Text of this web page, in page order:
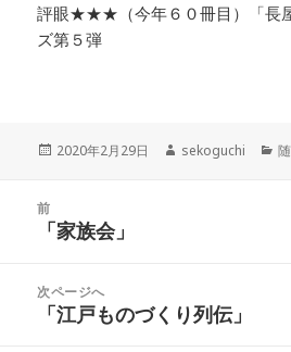
評眼★★★（今年６０冊目）「長
ズ第５弾
投
2020年2月29日
作
sekoguchi
カ
前
前
投
稿:
「家族会」
次ページへ
次「江戸ものづくり列伝」